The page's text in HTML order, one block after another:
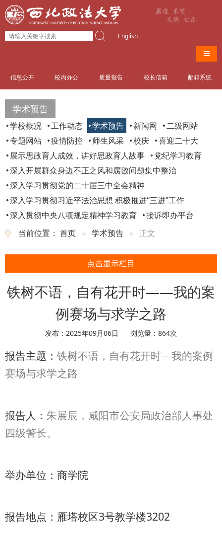
English
导航
信息公开 校内办公 质量报告 校长信箱 邮箱系统
学术预告
学校概况 工作动态 学术预告 新闻网
二级网站
专题网站
疫情防控 师生风采 校庆
喜迎二十大
展示思政育人成效，讲好思政育人故事
党纪学习教育
深入开展群众身边不正之风和腐败问题集中整治
深入学习贯彻党的二十届三中全会精神
深入学习贯彻习近平法治思想 积极推进“三进”工作
深入贯彻中央八项规定精神学习教育
接诉即办平台
当前位置： 首页 学术预告 正文
点击显示栏目
铁树不语，自有花开时——我的案
例赛场与求学之路
发布：2025年09月06日 浏览量： 864次
报告主题： 铁树不语，自有花开时—我的案例
赛场与求学之路
报告人： 朱展辰，咸阳市公安局政治部人事处
四级警长。
举办单位：商学院
报告地点： 雁塔校区3号教学楼3202